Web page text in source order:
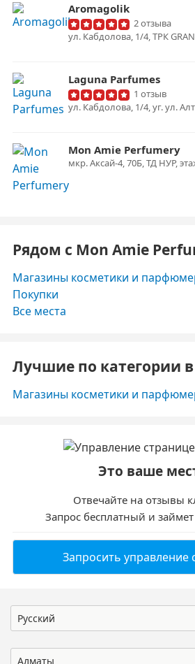
Aromagolik
2 отзыва
ул. Кабдолова, 1/4, ТРК
Laguna Parfumes
1 отзыв
ул. Кабдолова, 1/4, уг. ул.
Mon Amie Perfumery
мкр. Аксай-4, 70Б, ТД НУР,
Рядом с Mon Amie
Магазины косметики и
Покупки
Все места
Лучшие по категории
Магазины косметики и
Это ваше
Отвечайте на отзывы
Запрос бесплатный и
Запросить управление
Русский
Алматы